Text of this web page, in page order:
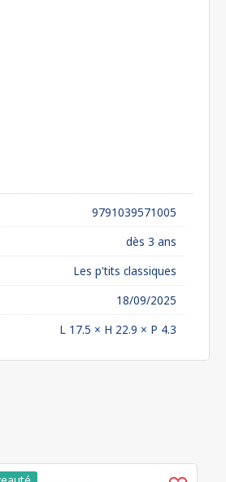
9791039571005
dès 3 ans
Les p'tits classiques
18/09/2025
L 17.5 × H 22.9 × P 4.3